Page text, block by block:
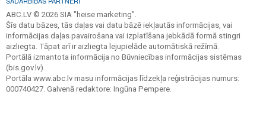
ABC.LV © 2026 SIA "heise marketing".
Šīs datu bāzes, tās daļas vai datu bāzē iekļautās informācijas, vai
informācijas daļas pavairošana vai izplatīšana jebkādā formā stingri
aizliegta. Tāpat arī ir aizliegta lejupielāde automātiskā režīmā.
Portālā izmantota informācija no Būvniecības informācijas sistēmas
(bis.gov.lv).
Portāla www.abc.lv masu informācijas līdzekļa reģistrācijas numurs:
000740427. Galvenā redaktore: Ingūna Pempere.